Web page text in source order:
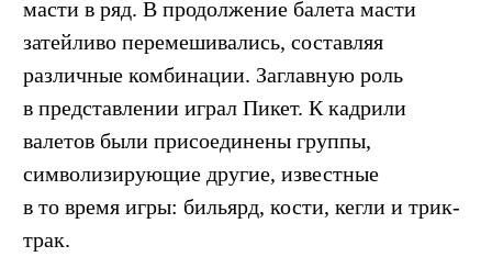
масти в ряд. В продолжение балета масти
затейливо перемешивались, составляя
различные комбинации. Заглавную роль
в представлении играл Пикет. К кадрили
валетов были присоединены группы,
символизирующие другие, известные
в то время игры: бильярд, кости, кегли и трик-
трак.